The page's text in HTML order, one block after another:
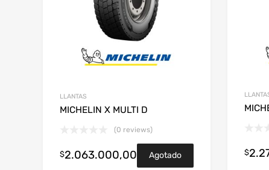
LLANTAS
MICHELIN X MULTI D
(0 reviews)
$2.063.000,00 Agotado $